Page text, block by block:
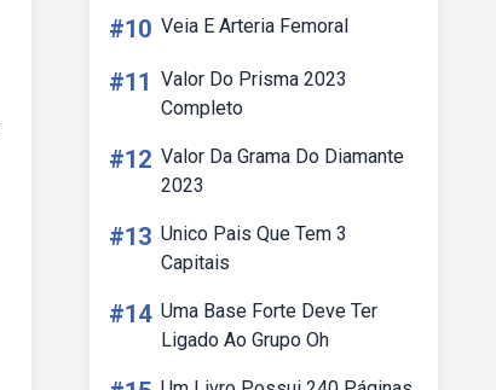
#10 Veia E Arteria Femoral
#11 Valor Do Prisma 2023
Completo
#12 Valor Da Grama Do Diamante
2023
#13 Unico Pais Que Tem 3
Capitais
#14 Uma Base Forte Deve Ter
Ligado Ao Grupo Oh